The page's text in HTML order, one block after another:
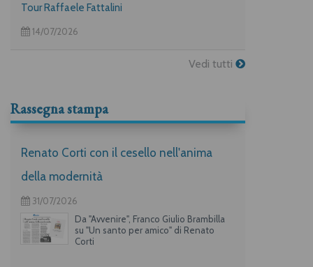
Tour Raffaele Fattalini
14/07/2026
Vedi tutti
Rassegna stampa
Renato Corti con il cesello nell'anima
della modernità
31/07/2026
Da "Avvenire", Franco Giulio Brambilla
su "Un santo per amico" di Renato
Corti